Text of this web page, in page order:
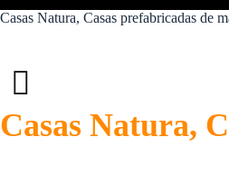
Casas Natura, Casas prefabricadas de
Casas Natura,